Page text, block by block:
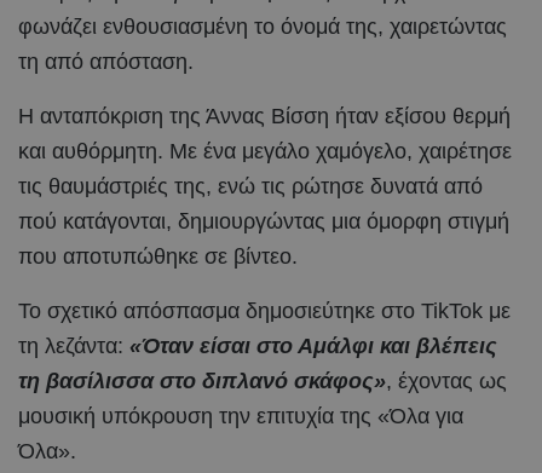
φωνάζει ενθουσιασμένη το όνομά της, χαιρετώντας
τη από απόσταση.
Η ανταπόκριση της Άννας Βίσση ήταν εξίσου θερμή
και αυθόρμητη. Με ένα μεγάλο χαμόγελο, χαιρέτησε
τις θαυμάστριές της, ενώ τις ρώτησε δυνατά από
πού κατάγονται, δημιουργώντας μια όμορφη στιγμή
που αποτυπώθηκε σε βίντεο.
Το σχετικό απόσπασμα δημοσιεύτηκε στο TikTok με
τη λεζάντα: «Όταν είσαι στο Αμάλφι και βλέπεις
τη βασίλισσα στο διπλανό σκάφος», έχοντας ως
μουσική υπόκρουση την επιτυχία της «Όλα για
Όλα».